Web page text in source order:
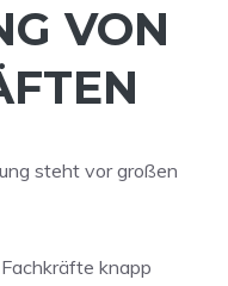
VON
steht vor großen
knapp